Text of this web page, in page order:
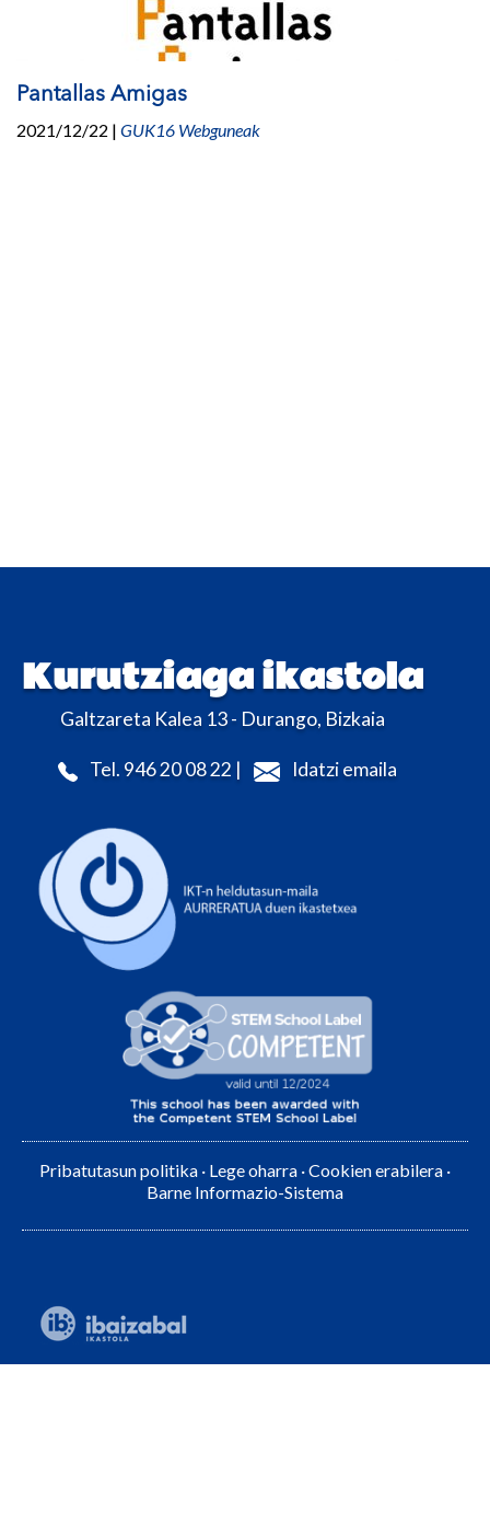
Pantallas Amigas
2021/12/22 | GUK16 Webguneak
Kurutziaga ikastola
Galtzareta Kalea 13 - Durango, Bizkaia
Tel. 946 20 08 22 | Idatzi emaila
Pribatutasun politika · Lege oharra ·Cookien erabilera ·
Barne Informazio-Sistema